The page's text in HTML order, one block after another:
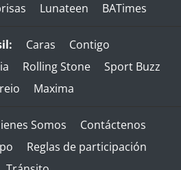
Lunateen BATimes
Caras
Contigo
Rolling Stone
Sport Buzz
Maxima
Somos
Contáctenos
Reglas de participación